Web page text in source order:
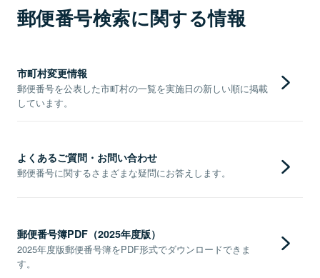
郵便番号検索に関する情報
市町村変更情報
郵便番号を公表した市町村の一覧を実施日の新しい順に掲載
しています。
よくあるご質問・お問い合わせ
郵便番号に関するさまざまな疑問にお答えします。
郵便番号簿PDF（2025年度版）
2025年度版郵便番号簿をPDF形式でダウンロードできま
す。